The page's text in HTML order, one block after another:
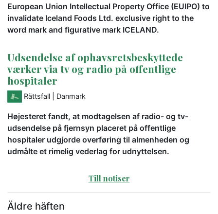
European Union Intellectual Property Office (EUIPO) to
invalidate Iceland Foods Ltd. exclusive right to the
word mark and figurative mark ICELAND.
Udsendelse af ophavsretsbeskyttede
værker via tv og radio på offentlige
hospitaler
Rättsfall | Danmark
Højesteret fandt, at modtagelsen af radio- og tv-
udsendelse på fjernsyn placeret på offentlige
hospitaler udgjorde overføring til almenheden og
udmålte et rimelig vederlag for udnyttelsen.
Till notiser
Äldre häften